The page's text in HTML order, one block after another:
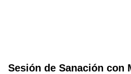
Sesión de Sanación con